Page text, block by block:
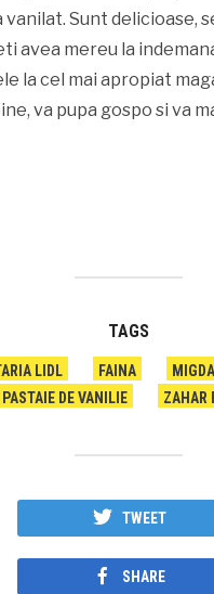
vanilat. Sunt delicioase,
avea mereu la
la cel mai apropiat
va pupa gospo si va
TAGS
LIDL FAINA
PASTAIE DE VANILIE
ZAHAR
TWEET
SHARE